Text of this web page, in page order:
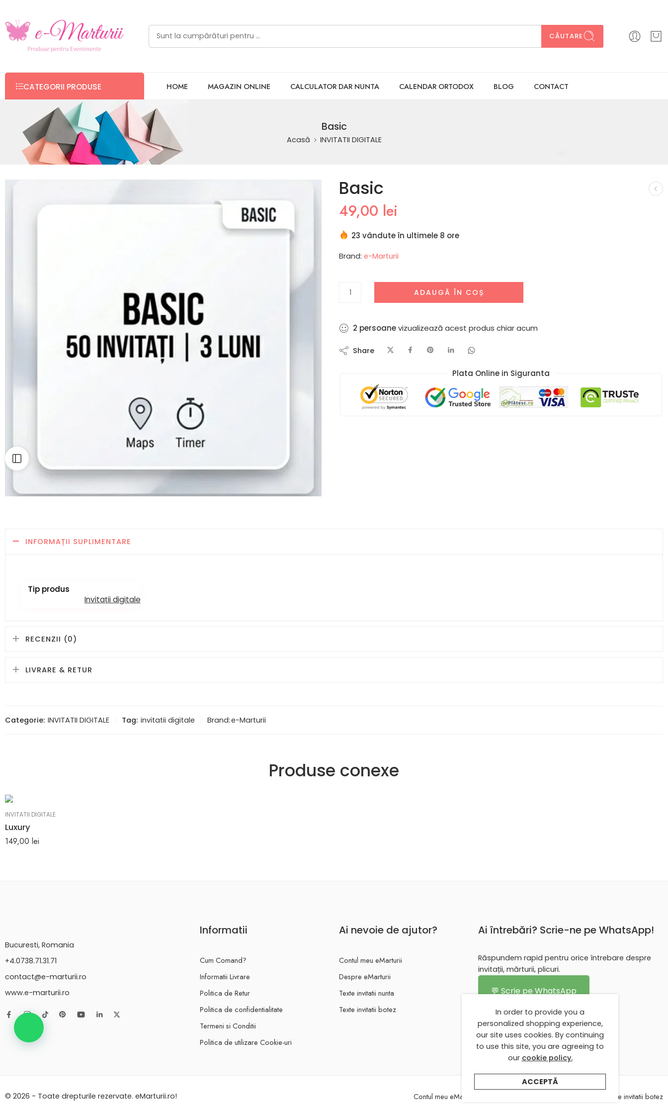
CĂUTARE
CATEGORII PRODUSE HOME MAGAZIN ONLINE CALCULATOR DAR NUNTA CALENDAR ORTODOX BLOG CONTACT
Basic
Acasă INVITATII DIGITALE
Basic
49,00 lei
23 vândute în ultimele 8 ore
Brand: e-Marturii
ADAUGĂ ÎN COȘ
2 persoanevizualizează acest produs chiar acum
Share
Plata Online in Siguranta​
INFORMAȚII SUPLIMENTARE
Tip produs
Invitații digitale
RECENZII (0)
LIVRARE & RETUR
Categorie: INVITATII DIGITALE Tag: invitatii digitale Brand:e-Marturii
Produse conexe
INVITATII DIGITALE
Luxury
149,00 lei
Bucuresti, Romania
+4.0738.71.31.71
contact@e-marturii.ro
www.e-marturii.ro
Informatii
Cum Comand?
Informatii Livrare
Politica de Retur
Politica de confidentialitate
Termeni si Conditii
Politica de utilizare Cookie-uri
Ai nevoie de ajutor?
Contul meu eMarturii
Despre eMarturii
Texte invitatii nunta
Texte invitatii botez
Ai întrebări? Scrie-ne pe WhatsApp!
Răspundem rapid pentru orice întrebare despre
invitații, mărturii, plicuri.
💬 Scrie pe WhatsApp
© 2026 - Toate drepturile rezervate. eMarturii.ro! Contul meu eMarturii Texte invitatii botez
In order to provide you a
personalized shopping experience,
our site uses cookies. By continuing
to use this site, you are agreeing to
our cookie policy.
ACCEPTĂ